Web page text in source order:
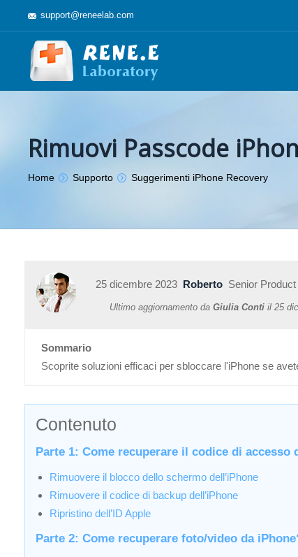
support@reneelab.com
Rimuovi Passcode
Sei qui :
Home Supporto Suggerimenti iPhone Recovery
25 dicembre 2023 Roberto Senior
Ultimo aggiornamento da Giulia Conti il 25
Sommario
Scoprite soluzioni efficaci per sbloccare l'iPhone se
Contenuto
Parte 1: Come recuperare il codice di accesso
Rimuovere il blocco dello schermo dell’iPhone
Rimuovere il codice di backup dell’iPhone
Ripristino dell’ID Apple
Parte 2: Come recuperare foto/video da